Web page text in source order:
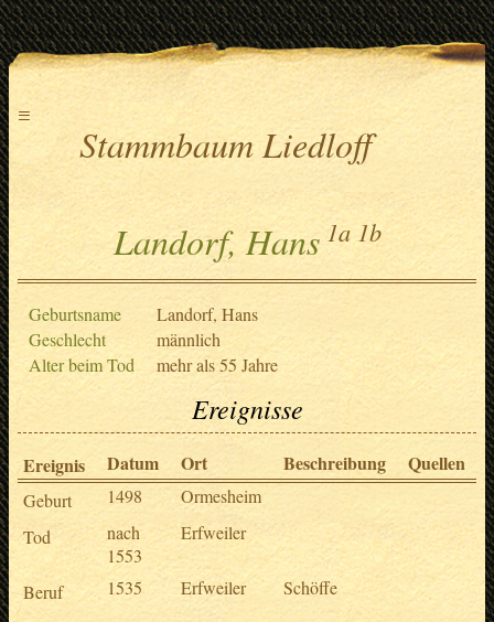
≡
Stammbaum Liedloff
Landorf, Hans 1a 1b
Geburtsname
Landorf, Hans
Geschlecht
männlich
Alter beim Tod
mehr als 55 Jahre
Ereignisse
Ereignis Datum Ort Beschreibung Quellen
Geburt 1498
Ormesheim
Tod
nach
1553
Erfweiler
Beruf 1535 Erfweiler Schöffe